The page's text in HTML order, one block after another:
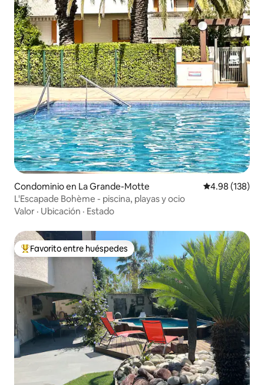
Condominio en La Grande-Motte Calificación
4.98 (138)
L'Escapade Bohème - piscina, playas y ocio
Valor · Ubicación · Estado
De los mejores en Favorito entre huéspedes
Favorito entre huéspedes